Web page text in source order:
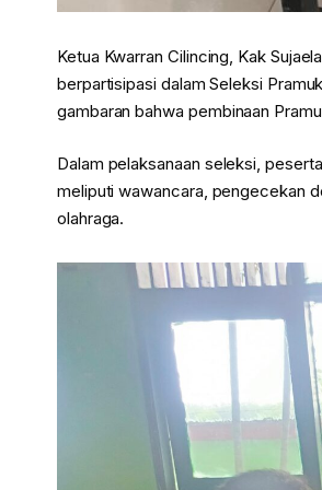
Ketua Kwarran Cilincing, Kak
berpartisipasi dalam Seleksi
gambaran bahwa pembinaan
Dalam pelaksanaan seleksi,
meliputi wawancara, pengecekan
olahraga.